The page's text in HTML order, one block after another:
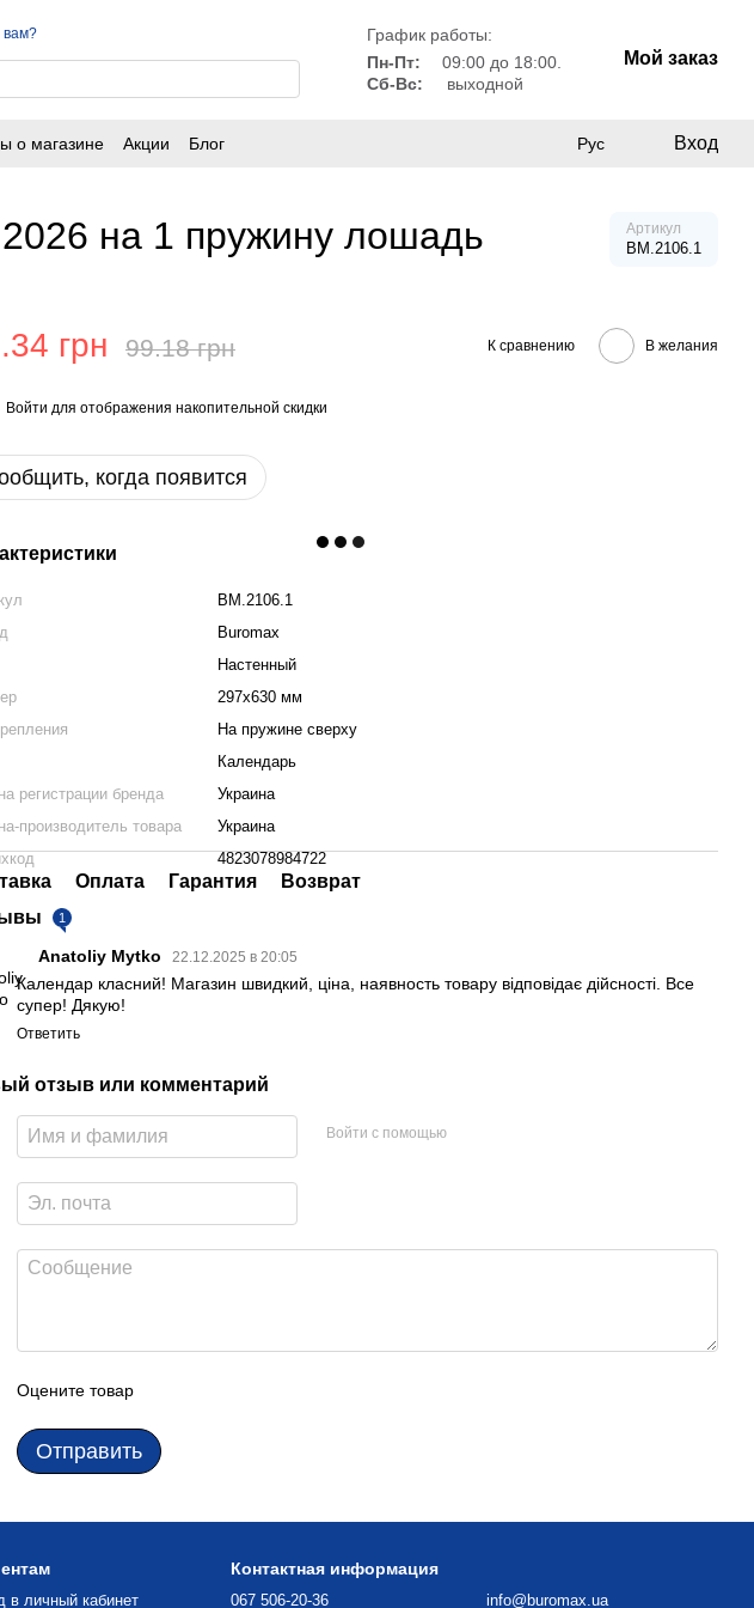
вам?
График работы:
Пн-Пт:
09:00 до 18:00.
Сб-Вс:
выходной
Мой заказ
о магазине Акции
Блог
Рус Вход
на 1 пружину лошадь Артикул
BM.2106.1
грн 99.18 грн К сравнению В желания
Войти для отображения накопительной скидки
когда появится
BM.2106.1
Buromax
Настенный
297х630 мм
На пружине сверху
Календарь
регистрации бренда
Украина
производитель товара
Украина
4823078984722
Оплата Гарантия
Возврат
1
Anatoliy Mytko 22.12.2025 в 20:05
Календар класний! Магазин швидкий, ціна, наявность товару відповідає дійсності. Все
супер! Дякую!
Ответить
отзыв или комментарий
Войти с помощью
Оцените товар
Отправить
в личный кабинет
Контактная информация
067 506-20-36 info@buromax.ua